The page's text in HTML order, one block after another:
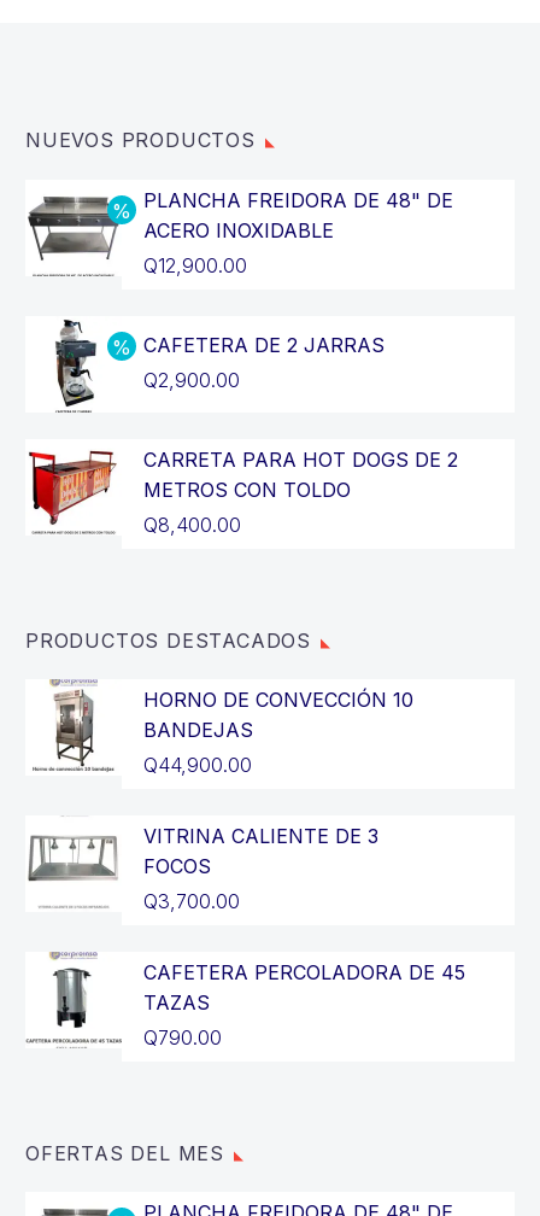
NUEVOS PRODUCTOS
PLANCHA FREIDORA DE 48" DE
ACERO INOXIDABLE
El
original
era:
Q12,900.00
precio
actual
CAFETERA DE 2 JARRAS
El
original
era:
Q3,200.00.
Q2,900.00
precio
actual
es:
CARRETA PARA HOT DOGS DE 2
METROS CON TOLDO
Q8,400.00
PRODUCTOS DESTACADOS
HORNO DE CONVECCIÓN 10
BANDEJAS
Q44,900.00
VITRINA CALIENTE DE 3
FOCOS
Q3,700.00
CAFETERA PERCOLADORA DE 45
TAZAS
Q790.00
OFERTAS DEL MES